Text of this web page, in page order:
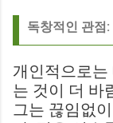
독창적인 관점
개인적으로
는 것이 더 바
그는 끊임없